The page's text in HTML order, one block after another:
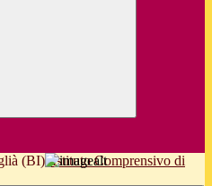
Istituto Comprensivo di